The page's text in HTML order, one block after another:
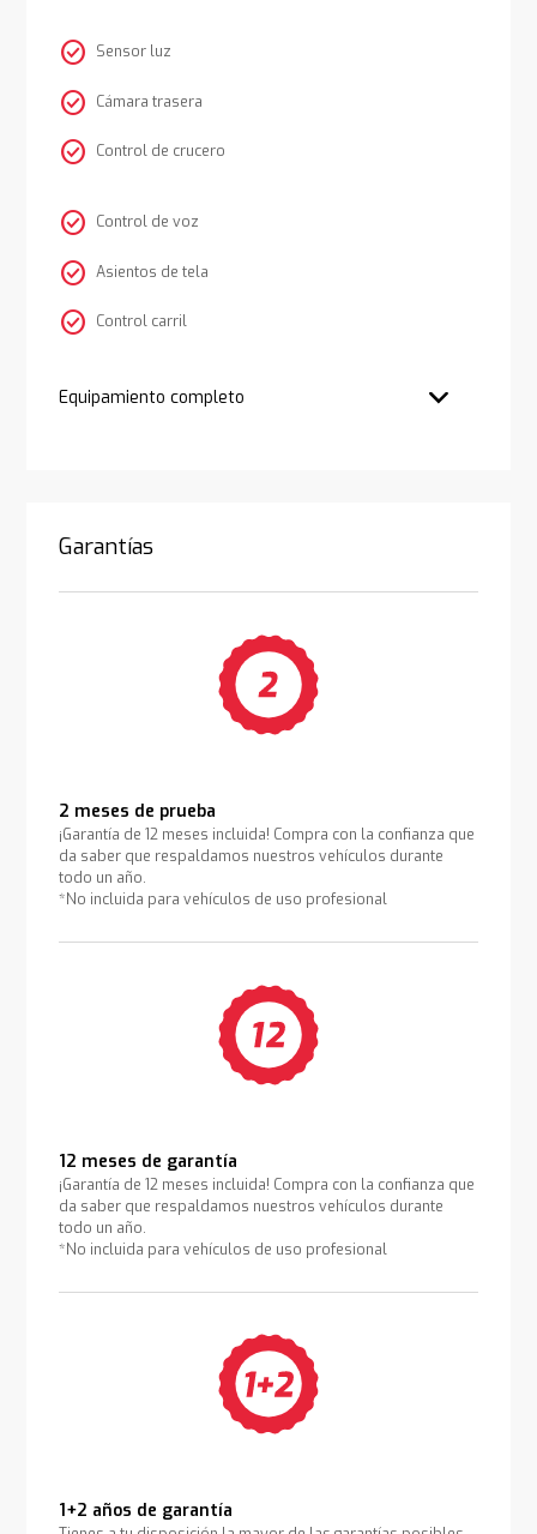
check_circle Sensor luz
check_circle Cámara trasera
check_circle Control de crucero
check_circle Control de voz
check_circle Asientos de tela
check_circle Control carril
Equipamiento completo
Garantías
2 meses de prueba
¡Garantía de 12 meses incluida! Compra con la confianza que
da saber que respaldamos nuestros vehículos durante
todo un año.
*No incluida para vehículos de uso profesional
12 meses de garantía
¡Garantía de 12 meses incluida! Compra con la confianza que
da saber que respaldamos nuestros vehículos durante
todo un año.
*No incluida para vehículos de uso profesional
1+2 años de garantía